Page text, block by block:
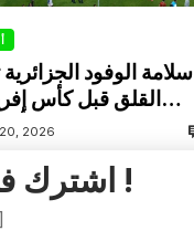
سلامة الوفود الجزائرية
القلق قبل كأس
للسيدات 2026
2026
اشترك في نشرتنا الإخبارية !